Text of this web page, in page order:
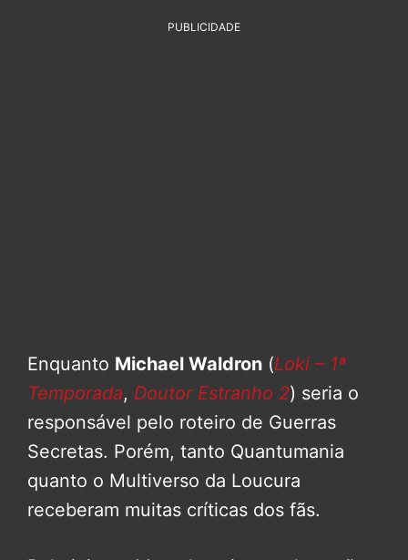
PUBLICIDADE
Enquanto Michael Waldron (Loki – 1ª
Temporada, Doutor Estranho 2) seria o
responsável pelo roteiro de Guerras
Secretas. Porém, tanto Quantumania
quanto o Multiverso da Loucura
receberam muitas críticas dos fãs.